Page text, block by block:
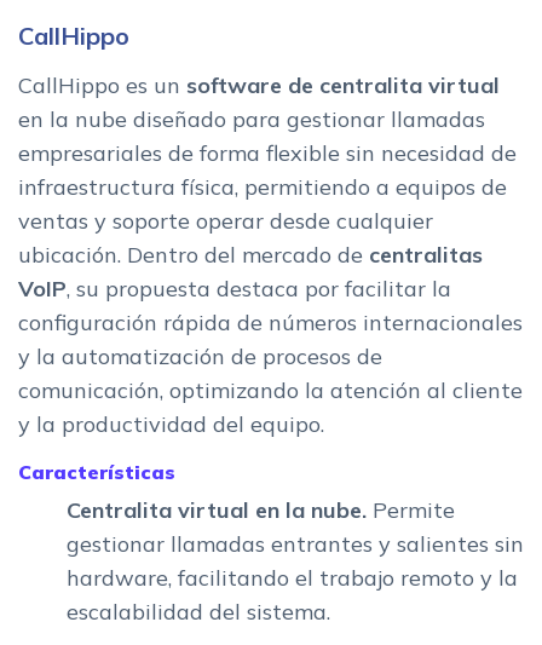
CallHippo
CallHippo es un software de centralita virtual
en la nube diseñado para gestionar llamadas
empresariales de forma flexible sin necesidad de
infraestructura física, permitiendo a equipos de
ventas y soporte operar desde cualquier
ubicación. Dentro del mercado de centralitas
VoIP, su propuesta destaca por facilitar la
configuración rápida de números internacionales
y la automatización de procesos de
comunicación, optimizando la atención al cliente
y la productividad del equipo.
Características
Centralita virtual en la nube. Permite
gestionar llamadas entrantes y salientes sin
hardware, facilitando el trabajo remoto y la
escalabilidad del sistema.